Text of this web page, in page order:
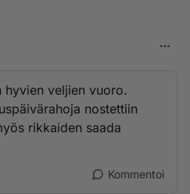
hyvien veljien vuoro.
nostettiin
rikkaiden saada
Kommentoi